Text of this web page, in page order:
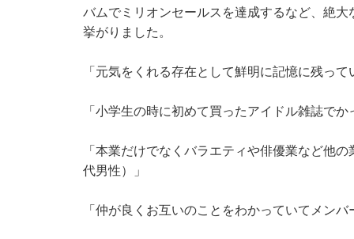
バムでミリオンセールスを達成するなど、絶
挙がりました。
「元気をくれる存在として鮮明に記憶に残っ
「小学生の時に初めて買ったアイドル雑誌で
「本業だけでなくバラエティや俳優業など他
代男性）」
「仲が良くお互いのことをわかっていてメン